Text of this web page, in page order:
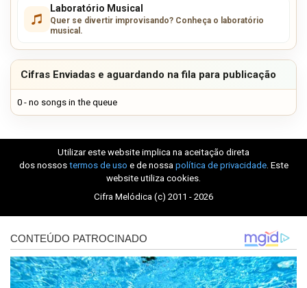
Laboratório Musical
Quer se divertir improvisando? Conheça o laboratório
musical.
Cifras Enviadas e aguardando na fila para publicação
0 - no songs in the queue
Utilizar este website implica na aceitação direta
dos nossos termos de uso e de nossa política de privacidade. Este
website utiliza cookies.
Cifra Melódica (c) 2011 - 2026